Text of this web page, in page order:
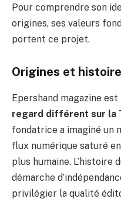
Pour comprendre son
origines, ses valeurs
portent ce projet.
Origines et histoire
Epershand magazine est
regard différent sur la
fondatrice a imaginé un
flux numérique saturé
plus humaine. L’histoire
démarche
privilégier la qualité